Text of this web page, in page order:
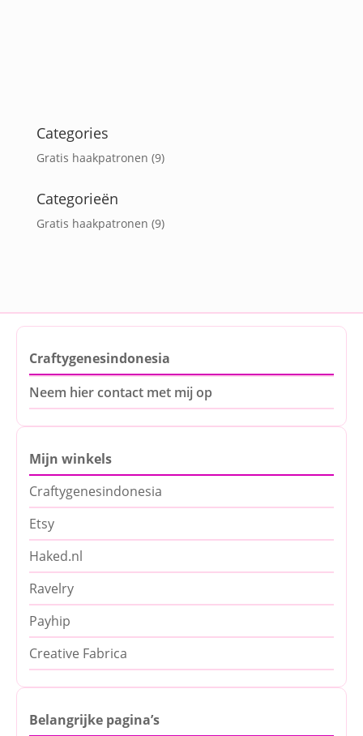
Categories
Gratis haakpatronen (9)
Categorieën
Gratis haakpatronen (9)
Craftygenesindonesia
Neem hier contact met mij op
Mijn winkels
Craftygenesindonesia
Etsy
Haked.nl
Ravelry
Payhip
Creative Fabrica
Belangrijke pagina’s